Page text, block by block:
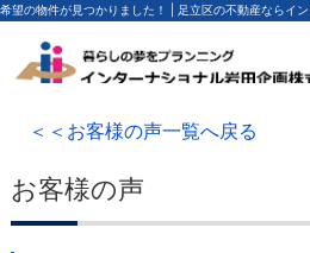
希望の物件が見つかりました！ | 足立区の不動産ならイ
＜＜お客様の声一覧へ戻る
お客様の声